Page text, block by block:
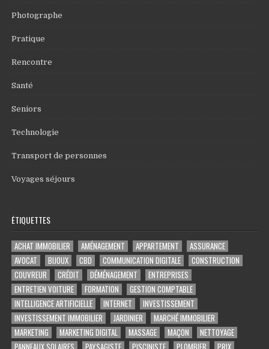
Photographe
Pratique
Rencontre
Santé
Seniors
Technologie
Transport de personnes
Voyages séjours
ÉTIQUETTES
ACHAT IMMOBILIER AMÉNAGEMENT APPARTEMENT
ASSURANCE
AVOCAT
BIJOUX CBD COMMUNICATION DIGITALE
CONSTRUCTION
COUVREUR
CRÉDIT DÉMÉNAGEMENT
ENTREPRISES
ENTRETIEN VOITURE
FORMATION
GESTION COMPTABLE
INTELLIGENCE ARTIFICIELLE
INTERNET
INVESTISSEMENT
INVESTISSEMENT IMMOBILIER
JARDINIER
MARCHÉ IMMOBILIER
MARKETING
MARKETING DIGITAL MASSAGE MAÇON
NETTOYAGE